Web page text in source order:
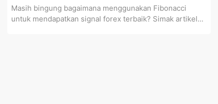
Masih bingung bagaimana menggunakan Fibonacci
untuk mendapatkan signal forex terbaik? Simak artikel...